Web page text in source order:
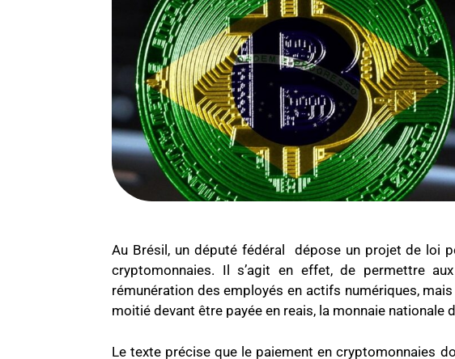
Au Brésil, un député fédéral dépose un projet de loi
cryptomonnaies. Il s’agit en effet, de permettre
rémunération des employés en actifs numériques,
moitié devant être payée en reais, la monnaie nationale
Le texte précise que le paiement en cryptomonnaies